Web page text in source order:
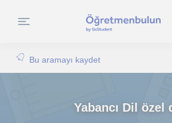
Bu aramayı kaydet
Yabancı Dil özel